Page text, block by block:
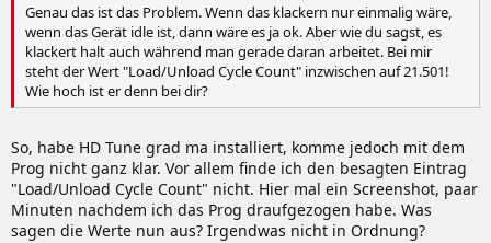
Genau das ist das Problem. Wenn das klackern nur einmalig wäre,
wenn das Gerät idle ist, dann wäre es ja ok. Aber wie du sagst, es
klackert halt auch während man gerade daran arbeitet. Bei mir
steht der Wert "Load/Unload Cycle Count" inzwischen auf 21.501!
Wie hoch ist er denn bei dir?
So, habe HD Tune grad ma installiert, komme jedoch mit dem
Prog nicht ganz klar. Vor allem finde ich den besagten Eintrag
"Load/Unload Cycle Count" nicht. Hier mal ein Screenshot, paar
Minuten nachdem ich das Prog draufgezogen habe. Was
sagen die Werte nun aus? Irgendwas nicht in Ordnung?